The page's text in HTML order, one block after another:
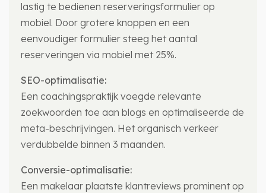
lastig te bedienen reserveringsformulier op
mobiel. Door grotere knoppen en een
eenvoudiger formulier steeg het aantal
reserveringen via mobiel met 25%.
SEO-optimalisatie:
Een coachingspraktijk voegde relevante
zoekwoorden toe aan blogs en optimaliseerde de
meta-beschrijvingen. Het organisch verkeer
verdubbelde binnen 3 maanden.
Conversie-optimalisatie:
Een makelaar plaatste klantreviews prominent op